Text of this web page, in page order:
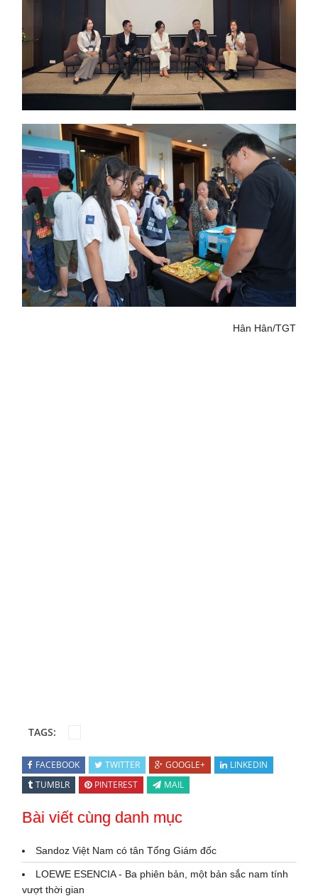
Hân Hân/TGT
TAGS:
FACEBOOK TWITTER GOOGLE+
LINKEDIN
TUMBLR
PINTEREST MAIL
Bài viết cùng danh mục
Sandoz Việt Nam có tân Tổng Giám đốc
LOEWE ESENCIA - Ba phiên bản, một bản sắc nam tính
vượt thời gian